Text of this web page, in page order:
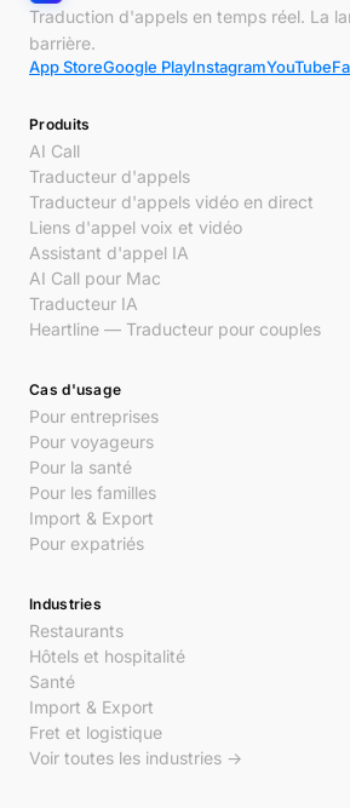
Traduction d'appels en temps réel. La
barrière.
App StoreGoogle PlayInstagramYouTube
Produits
AI Call
Traducteur d'appels
Traducteur d'appels vidéo en direct
Liens d'appel voix et vidéo
Assistant d'appel IA
AI Call pour Mac
Traducteur IA
Heartline — Traducteur pour couples
Cas d'usage
Pour entreprises
Pour voyageurs
Pour la santé
Pour les familles
Import & Export
Pour expatriés
Industries
Restaurants
Hôtels et hospitalité
Santé
Import & Export
Fret et logistique
Voir toutes les industries →